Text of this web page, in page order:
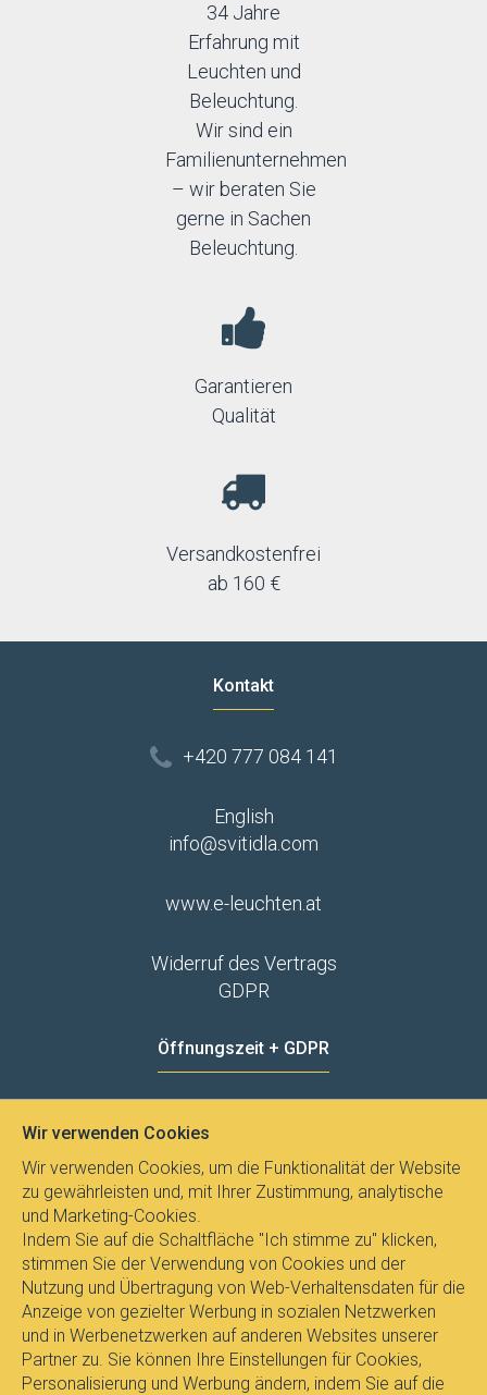
34 Jahre
Erfahrung mit
Leuchten und
Beleuchtung.
Wir sind ein
Familienunternehmen
– wir beraten Sie
gerne in Sachen
Beleuchtung.
Garantieren
Qualität
Versandkostenfrei
ab 160 €
Kontakt
+420 777 084 141
English
info@svitidla.com
www.e-leuchten.at
Widerruf des Vertrags
GDPR
Öffnungszeit + GDPR
Wir verwenden Cookies
Wir verwenden Cookies, um die Funktionalität der Website
zu gewährleisten und, mit Ihrer Zustimmung, analytische
und Marketing-Cookies.
Indem Sie auf die Schaltfläche "Ich stimme zu" klicken,
stimmen Sie der Verwendung von Cookies und der
Nutzung und Übertragung von Web-Verhaltensdaten für die
Anzeige von gezielter Werbung in sozialen Netzwerken
und in Werbenetzwerken auf anderen Websites unserer
Partner zu. Sie können Ihre Einstellungen für Cookies,
Personalisierung und Werbung ändern, indem Sie auf die